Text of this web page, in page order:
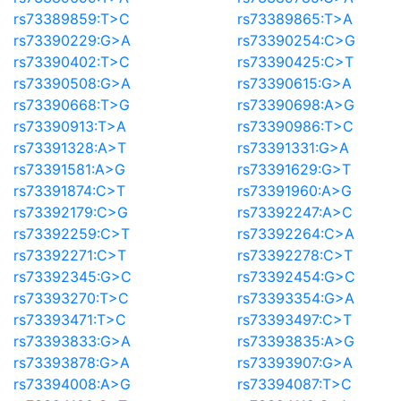
rs73389859:T>C
rs73389865:T>A
rs73390229:G>A
rs73390254:C>G
rs73390402:T>C
rs73390425:C>T
rs73390508:G>A
rs73390615:G>A
rs73390668:T>G
rs73390698:A>G
rs73390913:T>A
rs73390986:T>C
rs73391328:A>T
rs73391331:G>A
rs73391581:A>G
rs73391629:G>T
rs73391874:C>T
rs73391960:A>G
rs73392179:C>G
rs73392247:A>C
rs73392259:C>T
rs73392264:C>A
rs73392271:C>T
rs73392278:C>T
rs73392345:G>C
rs73392454:G>C
rs73393270:T>C
rs73393354:G>A
rs73393471:T>C
rs73393497:C>T
rs73393833:G>A
rs73393835:A>G
rs73393878:G>A
rs73393907:G>A
rs73394008:A>G
rs73394087:T>C